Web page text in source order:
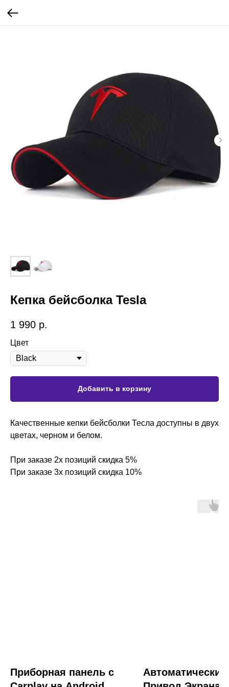
Кепка бейсболка Tesla
1 990 р.
Цвет
Добавить в корзину
Качественные кепки бейсболки Тесла доступны в двух
цветах, черном и белом.
При заказе 2х позиций скидка 5%
При заказе 3х позиций скидка 10%
Приборная панель с
Автоматический